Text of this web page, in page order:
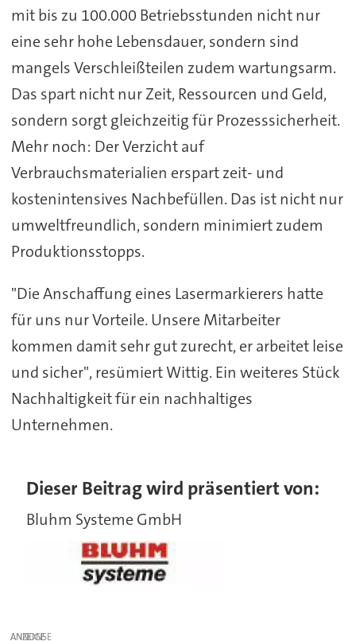
mit bis zu 100.000 Betriebsstunden nicht nur
eine sehr hohe Lebensdauer, sondern sind
mangels Verschleißteilen zudem wartungsarm.
Das spart nicht nur Zeit, Ressourcen und Geld,
sondern sorgt gleichzeitig für Prozesssicherheit.
Mehr noch: Der Verzicht auf
Verbrauchsmaterialien erspart zeit- und
kostenintensives Nachbefüllen. Das ist nicht nur
umweltfreundlich, sondern minimiert zudem
Produktionsstopps.
"Die Anschaffung eines Lasermarkierers hatte
für uns nur Vorteile. Unsere Mitarbeiter
kommen damit sehr gut zurecht, er arbeitet leise
und sicher", resümiert Wittig. Ein weiteres Stück
Nachhaltigkeit für ein nachhaltiges
Unternehmen.
Dieser Beitrag wird präsentiert von:
Bluhm Systeme GmbH
ANZEIGE